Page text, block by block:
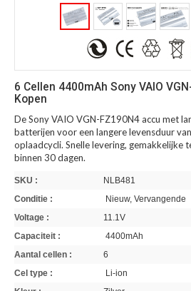
6 Cellen 4400mAh Sony VAIO
Kopen
De Sony VAIO VGN-FZ190N4 accu met
batterijen voor een langere levensduur
oplaadcycli. Snelle levering, gemakkelijke
binnen 30 dagen.
SKU :
NLB481
Conditie :
Nieuw, Vervangende
Voltage :
11.1V
Capaciteit :
4400mAh
Aantal cellen :
6
Cel type :
Li-ion